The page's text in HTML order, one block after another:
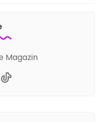
Magazin